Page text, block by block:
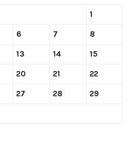
1
6 7 8
13 14 15
20 21 22
27 28 29